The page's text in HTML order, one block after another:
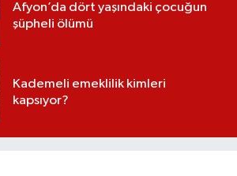
Afyon’da dört yaşındaki çocuğun
şüpheli ölümü
Kademeli emeklilik kimleri
kapsıyor?